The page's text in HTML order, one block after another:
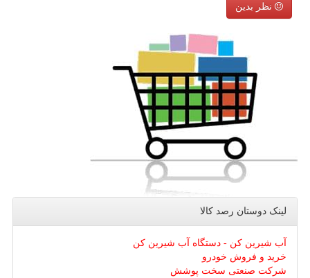
نظر بدین
لینک دوستان رصد كالا
آب شیرین کن - دستگاه آب شیرین کن
خرید و فروش خودرو
شرکت صنعتی سخت پوشش